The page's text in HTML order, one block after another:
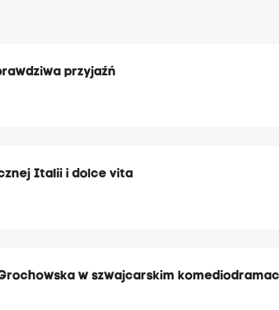
przyjaźń
Italii i dolce vita
w szwajcarskim